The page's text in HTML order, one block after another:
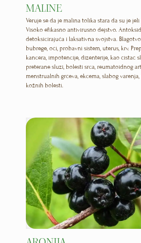
MALINE
Veruje se da je malina tolika stara da su je
Visoko efikasno antivirusno dejstvo.
detoksicirajuća i laksativna svojstva.
bubrege, oči, probavni sistem, uterus, krv.
kancera, impotencije, dizenterije, kao čistač
preterane sluzi, bolesti srca, reumatoidnog
menstrualnih grčeva, ekcema, slabog
kožnih bolesti.